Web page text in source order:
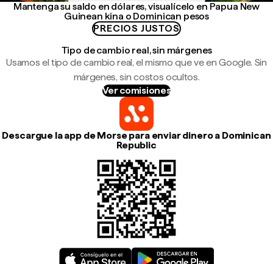
Mantenga su saldo en dólares, visualícelo en Papua New
Guinean kina o Dominican pesos
PRECIOS JUSTOS
Tipo de cambio real, sin márgenes
Usamos el tipo de cambio real, el mismo que ve en Google. Sin
márgenes, sin costos ocultos.
Ver comisiones
Descargue la app de Morse para enviar dinero a Dominican
Republic